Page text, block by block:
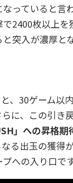
っていると言
で2400枚以上を
と突入が濃厚と
、30ゲーム以
に、この引き
」への昇格期
る出玉の獲得
への入り口です